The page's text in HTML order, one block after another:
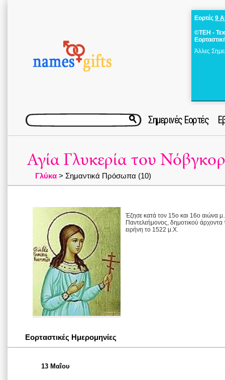
Εορτές 9
©ΤΕΗ -
Άλλες
Σημερινές Εορτές
Αγία Γλυκερία του
Γλύκα > Σημαντικά Πρόσωπα (10)
Έζησε κατά τον 15ο και 16ο αιώνα
Παντελεήμονος, δημοτικού
ειρήνη το 1522 μ.Χ.
Εορταστικές Ημερομηνίες
13 Μαΐου